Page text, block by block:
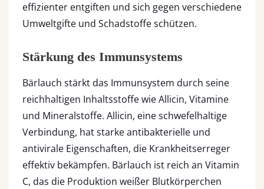
effizienter entgiften und sich gegen verschiedene
Umweltgifte und Schadstoffe schützen.
Stärkung des Immunsystems
Bärlauch stärkt das Immunsystem durch seine
reichhaltigen Inhaltsstoffe wie Allicin, Vitamine
und Mineralstoffe. Allicin, eine schwefelhaltige
Verbindung, hat starke antibakterielle und
antivirale Eigenschaften, die Krankheitserreger
effektiv bekämpfen. Bärlauch ist reich an Vitamin
C, das die Produktion weißer Blutkörperchen